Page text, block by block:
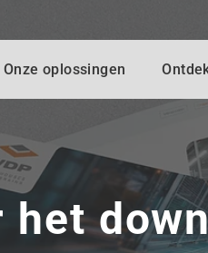
Onze oplossingen
het